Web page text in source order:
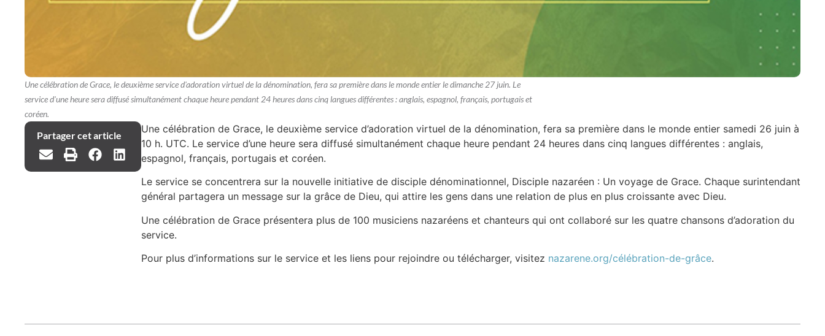
Une célébration de Grace, le deuxième service d'adoration virtuel de la dénomination, fera sa première dans le monde entier le dimanche 27 juin. Le
service d'une heure sera diffusé simultanément chaque heure pendant 24 heures dans cinq langues différentes : anglais, espagnol, français, portugais et
coréen.
Partager cet article
Une célébration de Grace, le deuxième service d’adoration virtuel de la dénomination, fera sa première dans le monde entier samedi 26 juin à
10 h. UTC. Le service d’une heure sera diffusé simultanément chaque heure pendant 24 heures dans cinq langues différentes : anglais,
espagnol, français, portugais et coréen.
Le service se concentrera sur la nouvelle initiative de disciple dénominationnel, Disciple nazaréen : Un voyage de Grace. Chaque surintendant
général partagera un message sur la grâce de Dieu, qui attire les gens dans une relation de plus en plus croissante avec Dieu.
Une célébration de Grace présentera plus de 100 musiciens nazaréens et chanteurs qui ont collaboré sur les quatre chansons d’adoration du
service.
Pour plus d’informations sur le service et les liens pour rejoindre ou télécharger, visitez nazarene.org/célébration-de-grâce.